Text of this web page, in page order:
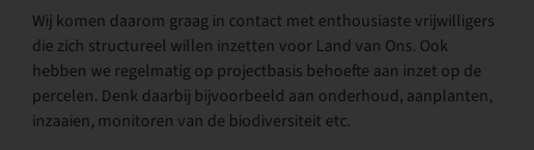
Wij komen daarom graag in contact met enthousiaste vrijwilligers
die zich structureel willen inzetten voor Land van Ons. Ook
hebben we regelmatig op projectbasis behoefte aan inzet op de
percelen. Denk daarbij bijvoorbeeld aan onderhoud, aanplanten,
inzaaien, monitoren van de biodiversiteit etc.